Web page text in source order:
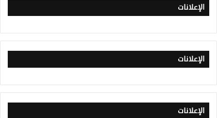
الإعلانات
الإعلانات
الإعلانات